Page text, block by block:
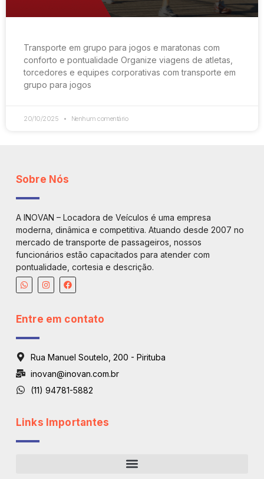
Transporte em grupo para jogos e maratonas com
conforto e pontualidade Organize viagens de atletas,
torcedores e equipes corporativas com transporte em
grupo para jogos
20/10/2025 Nenhum comentário
Sobre Nós
A INOVAN – Locadora de Veículos é uma empresa
moderna, dinâmica e competitiva. Atuando desde 2007 no
mercado de transporte de passageiros, nossos
funcionários estão capacitados para atender com
pontualidade, cortesia e descrição.
Entre em contato
Rua Manuel Soutelo, 200 - Pirituba
inovan@inovan.com.br
(11) 94781-5882
Links Importantes